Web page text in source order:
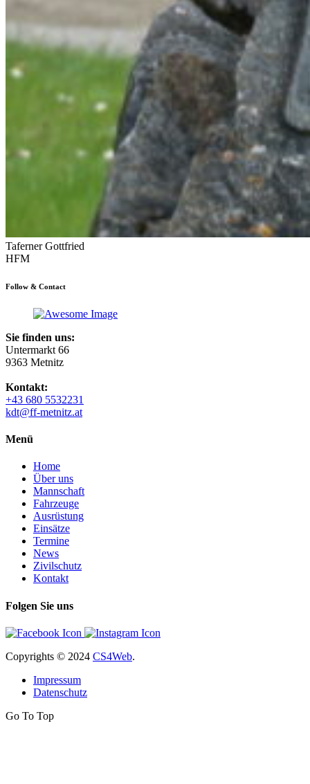
Taferner Gottfried
HFM
Follow & Contact
Sie finden uns:
Untermarkt 66
9363 Metnitz
Kontakt:
+43 680 5532231
kdt@ff-metnitz.at
Menü
Home
Über uns
Mannschaft
Fahrzeuge
Ausrüstung
Einsätze
Termine
News
Zivilschutz
Kontakt
Folgen Sie uns
Copyrights © 2024 CS4Web.
Impressum
Datenschutz
Go To Top